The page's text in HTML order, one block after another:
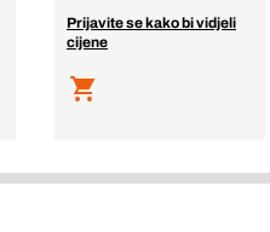
Prijavite se kako bi vidjeli
cijene